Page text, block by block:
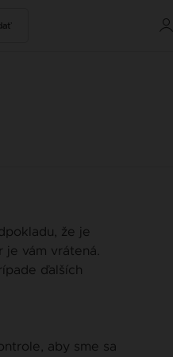
že je
je vám vrátená.
ďalších
aby sme sa